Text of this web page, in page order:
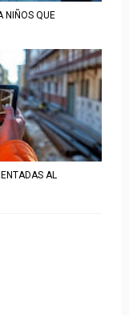
NIÑOS QUE
AL